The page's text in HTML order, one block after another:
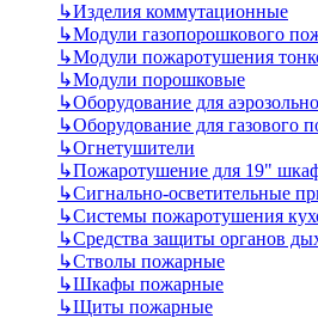
↳Изделия коммутационные
↳Модули газопорошкового
↳Модули пожаротушения
↳Модули порошковые
↳Оборудование для
↳Оборудование для газового
↳Огнетушители
↳Пожаротушение для 19"
↳Сигнально-осветительные
↳Системы пожаротушения
↳Средства защиты органов
↳Стволы пожарные
↳Шкафы пожарные
↳Щиты пожарные